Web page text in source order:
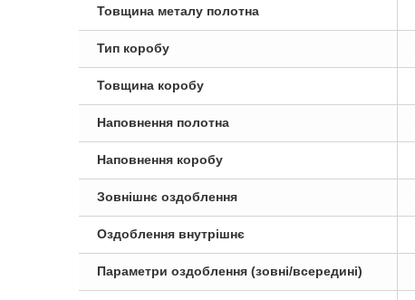
Товщина металу полотна
Тип коробу
Товщина коробу
Наповнення полотна
Наповнення коробу
Зовнішнє оздоблення
Оздоблення внутрішнє
Параметри оздоблення (зовні/всередині)